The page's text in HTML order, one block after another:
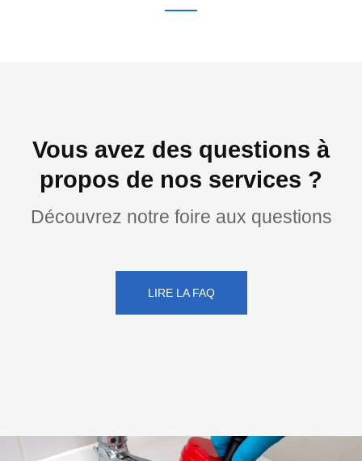
Vous avez des questions à
propos de nos services ?
Découvrez notre foire aux questions
LIRE LA FAQ